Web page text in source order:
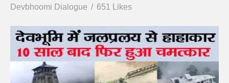
Devbhoomi Dialogue
651 Likes